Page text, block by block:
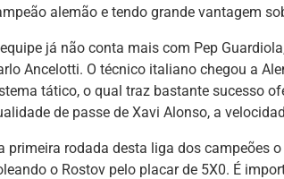
alemão e tendo grande vantagem
já não conta mais com Pep
Ancelotti. O técnico italiano chegou a
tático, o qual traz bastante sucesso
de passe de Xavi Alonso, a
primeira rodada desta liga dos campeões
o Rostov pelo placar de 5X0. É